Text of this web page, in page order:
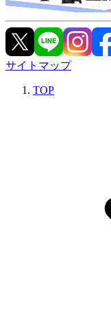
サイトマップ
TOP